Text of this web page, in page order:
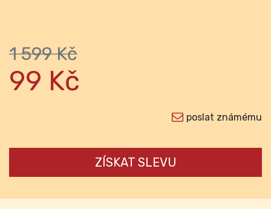
1 599 Kč
99 Kč
poslat známému
ZÍSKAT SLEVU